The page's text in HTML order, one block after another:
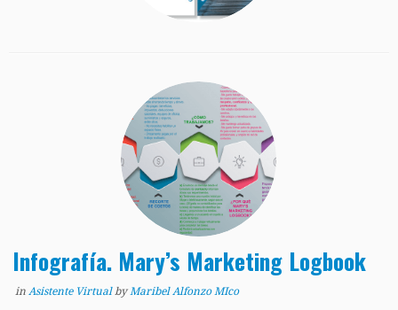
Infografía. Mary’s Marketing Logbook
inAsistente VirtualbyMaribel Alfonzo MIco